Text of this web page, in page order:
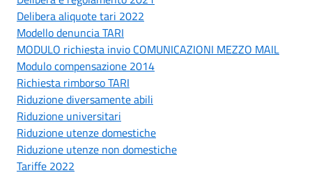
Delibera aliquote tari 2022
Modello denuncia TARI
MODULO richiesta invio COMUNICAZIONI MEZZO MAIL
Modulo compensazione 2014
Richiesta rimborso TARI
Riduzione diversamente abili
Riduzione universitari
Riduzione utenze domestiche
Riduzione utenze non domestiche
Tariffe 2022